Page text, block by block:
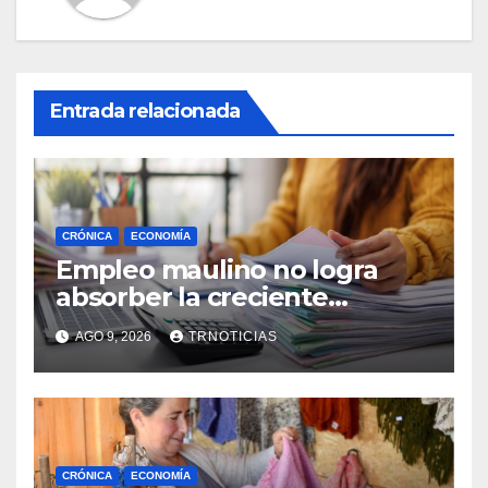
Entrada relacionada
CRÓNICA ECONOMÍA
Empleo maulino no logra
absorber la creciente
demanda por trabajo
AGO 9, 2026 TRNOTICIAS
CRÓNICA ECONOMÍA